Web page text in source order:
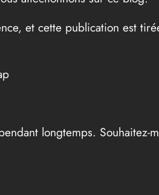
et cette publication est
longtemps. Souhaitez-